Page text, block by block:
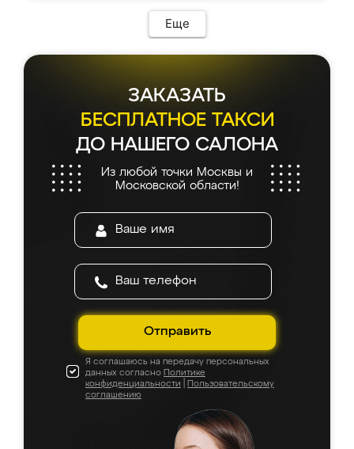
Еще
ЗАКАЗАТЬ
БЕСПЛАТНОЕ ТАКСИ
ДО НАШЕГО САЛОНА
Из любой точки Москвы и
Московской области!
Отправить
Я соглашаюсь на передачу персональных
данных согласно Политике
конфиденциальности
Пользовательскому
соглашению